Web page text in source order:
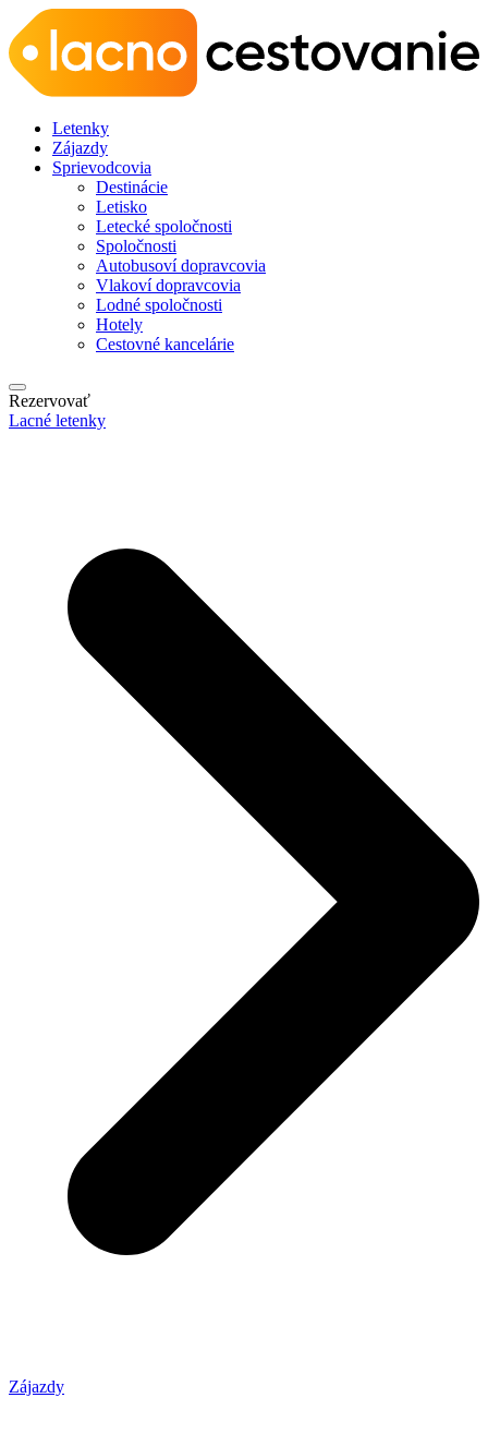
Letenky
Zájazdy
Sprievodcovia
Destinácie
Letisko
Letecké spoločnosti
Spoločnosti
Autobusoví dopravcovia
Vlakoví dopravcovia
Lodné spoločnosti
Hotely
Cestovné kancelárie
Rezervovať
Lacné letenky
Zájazdy